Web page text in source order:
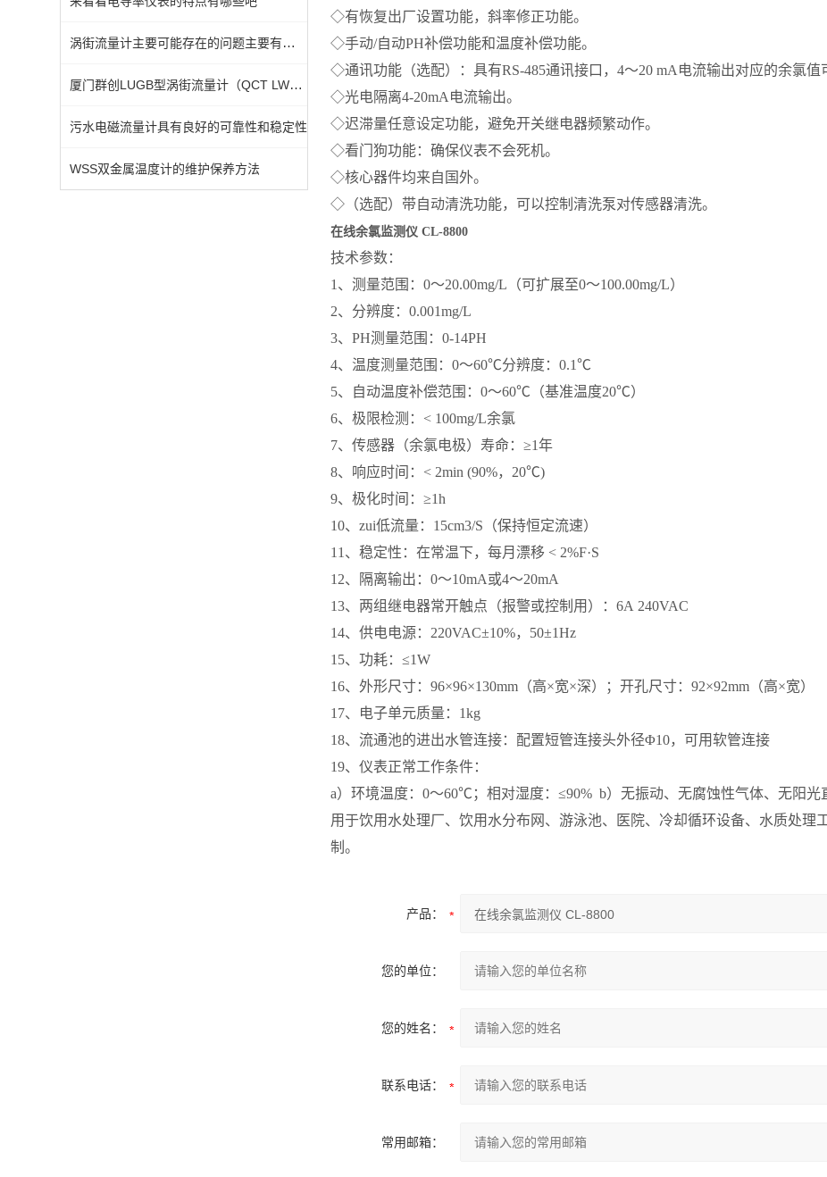
涡街流量计主要可能存在的问题主要有那些呢?
厦门群创LUGB型涡街流量计（QCT LWE智能涡街流量计）
污水电磁流量计具有良好的可靠性和稳定性
WSS双金属温度计的维护保养方法
◇有恢复出厂设置功能，斜率修正功能。
◇手动/自动PH补偿功能和温度补偿功能。
◇通讯功能（选配）：具有RS-485通讯接口， 4～20 mA 电流输出对应的余氯值
◇光电隔离4-20mA 电流输出。
◇迟滞量任意设定功能，避免开关继电器频繁动作。
◇看门狗功能：确保仪表不会死机。
◇核心器件均来自国外。
◇（选配）带自动清洗功能，可以控制清洗泵对传感器清洗。
在线余氯监测仪 CL-8800
技术参数：
1 、测量范围： 0～20.00mg/L （可扩展至0～100.00mg/L）
2、分辨度： 0.001mg/L
3、 PH测量范围： 0-14PH
4、温度测量范围： 0～60℃分辨度： 0.1℃
5、自动温度补偿范围： 0～60℃（基准温度20℃）
6、极限检测： < 100mg/L余氯
7、传感器（余氯电极）寿命：≥1年
8、响应时间： < 2min (90%， 20℃)
9、极化时间：≥1h
10、zui低流量： 15cm3/S （保持恒定流速）
11 、稳定性：在常温下，每月漂移 < 2%F·S
12、隔离输出： 0～10mA或4～20mA
13、两组继电器常开触点（报警或控制用）： 6A 240VAC
14、供电电源： 220VAC±10%， 50±1Hz
15、功耗：≤1W
16、外形尺寸： 96×96×130mm（高×宽×深）；开孔尺寸： 92×92mm（高×宽）
17、电子单元质量： 1kg
18、流通池的进出水管连接：配置短管连接头外径Φ10，可用软管连接
19、仪表正常工作条件：
a）环境温度： 0～60℃；相对湿度：≤90% b）无振动、无腐蚀性气体、无阳光
用于饮用水处理厂、饮用水分布网、游泳池、医院、冷却循环设备、水质处理
制。
产品：
您的单位：
您的姓名：
联系电话：
常用邮箱：